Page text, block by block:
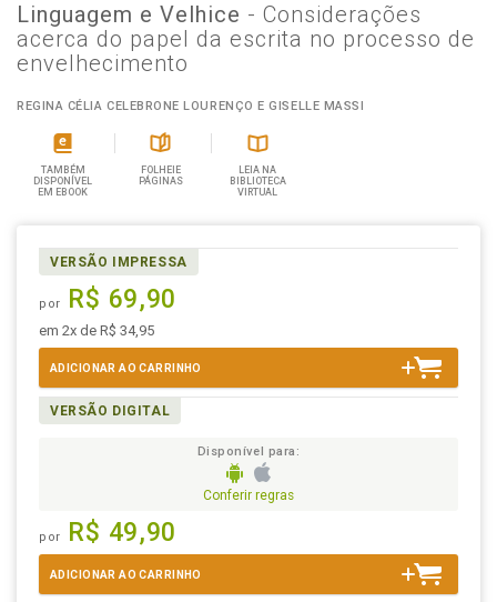
Linguagem e Velhice - Considerações
acerca do papel da escrita no processo de
envelhecimento
REGINA CÉLIA CELEBRONE LOURENÇO E GISELLE MASSI
TAMBÉM
DISPONÍVEL
EM EBOOK
FOLHEIE
PÁGINAS
LEIA NA
BIBLIOTECA
VIRTUAL
VERSÃO IMPRESSA
por R$ 69,90
em 2x de R$ 34,95
ADICIONAR AO CARRINHO
VERSÃO DIGITAL
Disponível para:
Conferir regras
por R$ 49,90
ADICIONAR AO CARRINHO